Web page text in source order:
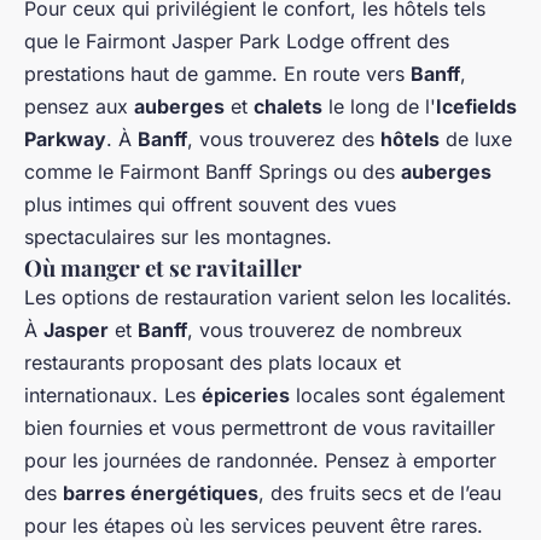
Pour ceux qui privilégient le confort, les hôtels tels
que le Fairmont Jasper Park Lodge offrent des
prestations haut de gamme. En route vers Banff,
pensez aux auberges et chalets le long de l'Icefields
Parkway. À Banff, vous trouverez des hôtels de luxe
comme le Fairmont Banff Springs ou des auberges
plus intimes qui offrent souvent des vues
spectaculaires sur les montagnes.
Où manger et se ravitailler
Les options de restauration varient selon les localités.
À Jasper et Banff, vous trouverez de nombreux
restaurants proposant des plats locaux et
internationaux. Les épiceries locales sont également
bien fournies et vous permettront de vous ravitailler
pour les journées de randonnée. Pensez à emporter
des barres énergétiques, des fruits secs et de l’eau
pour les étapes où les services peuvent être rares.